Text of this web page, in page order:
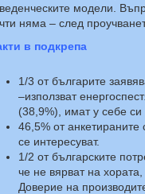
модели.
няма – след
в подкрепа
1/3 от българите
–използват
(38,9%), имат у себе
46,5% от анкетираните
се интересуват.
1/2 от българските
че не вярват на
Доверие на